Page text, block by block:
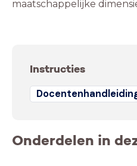
Instructies
Onderdelen in